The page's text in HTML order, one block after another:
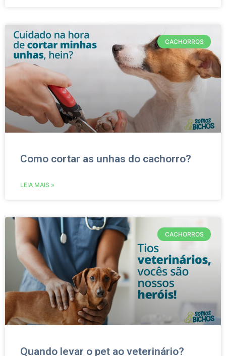
CACHORROS
Como cortar as unhas do cachorro?
LEIA MAIS »
CACHORROS
Quando levar o pet ao veterinário?